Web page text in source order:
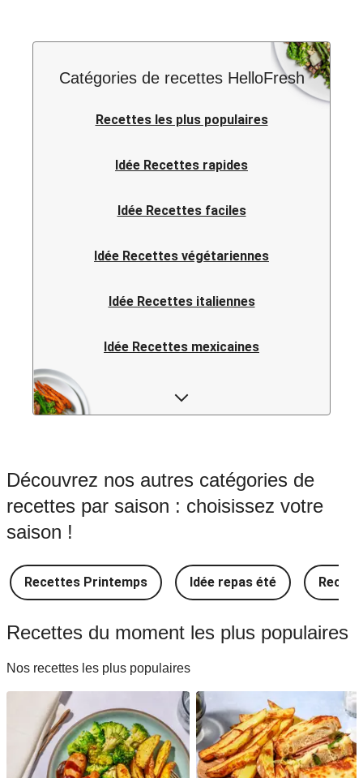
Catégories de recettes HelloFresh
Recettes les plus populaires
Idée Recettes rapides
Idée Recettes faciles
Idée Recettes végétariennes
Idée Recettes italiennes
Idée Recettes mexicaines
Idée Recettes fusion
Idée Recettes vietnamiennes
Idée Recettes japonaises
Idée Recettes indiennes
Idée Recettes espagnoles
Idée Recettes méditerranéennes
Découvrez nos autres catégories de
recettes par saison : choisissez votre
saison !
Recettes Printemps Idée repas été
Recettes du moment les plus populaires
Nos recettes les plus populaires